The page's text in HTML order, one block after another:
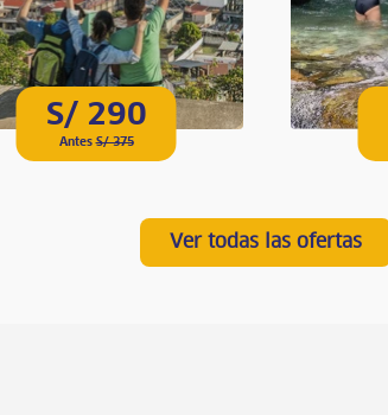
S/ 290
AntesS/ 375
Ver todas las ofertas